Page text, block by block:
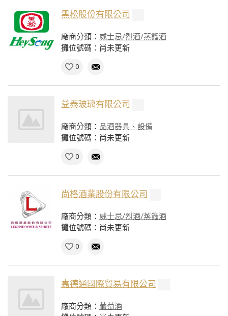
黑松股份有限公司
廠商分類： 威士忌/烈酒/蒸餾酒
攤位號碼：尚未更新
0
益泰玻璃有限公司
廠商分類： 品酒器具、設備
攤位號碼：尚未更新
0
尚格酒業股份有限公司
廠商分類： 威士忌/烈酒/蒸餾酒
攤位號碼：尚未更新
0
嘉德通國際貿易有限公司
廠商分類： 葡萄酒